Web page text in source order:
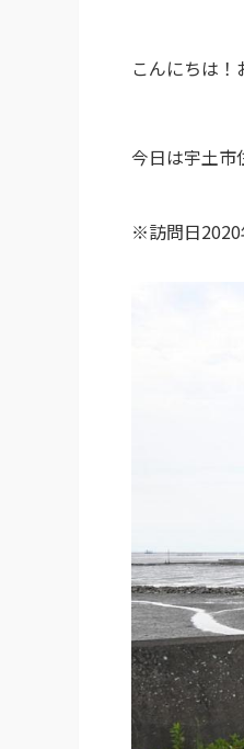
こんにちは
今日は宇土市
※訪問日